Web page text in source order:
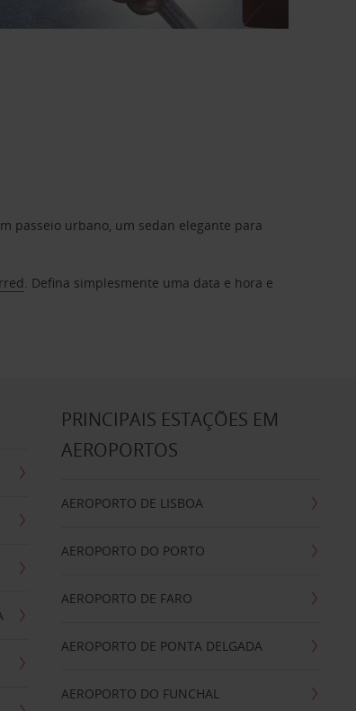
passeio urbano, um sedan elegante para
. Defina simplesmente uma data e hora e
PRINCIPAIS ESTAÇÕES EM
AEROPORTOS
AEROPORTO DE LISBOA
AEROPORTO DO PORTO
AEROPORTO DE FARO
AEROPORTO DE PONTA DELGADA
AEROPORTO DO FUNCHAL